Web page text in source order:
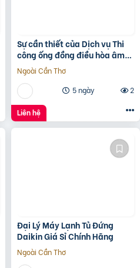
Sự cần thiết của Dịch vụ Thi
công ống đồng điều hòa âm
tường?
Ngoài Cần Thơ
5 ngày
2
Liên hệ
Đại Lý Máy Lạnh Tủ Đứng
Daikin Giá Sỉ Chính Hãng
Ngoài Cần Thơ